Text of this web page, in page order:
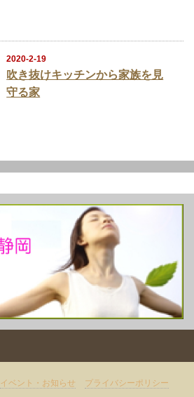
2020-2-19
吹き抜けキッチンから家族を見
守る家
イベント・お知らせ
プライバシーポリシー